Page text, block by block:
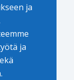
ja
ja